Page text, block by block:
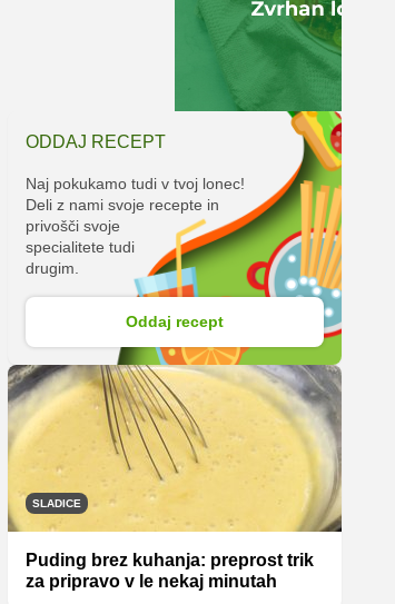
ODDAJ RECEPT
Naj pokukamo tudi v tvoj lonec!
Deli z nami svoje recepte in
privošči svoje
specialitete tudi
drugim.
Oddaj recept
SLADICE
Puding brez kuhanja: preprost trik
za pripravo v le nekaj minutah